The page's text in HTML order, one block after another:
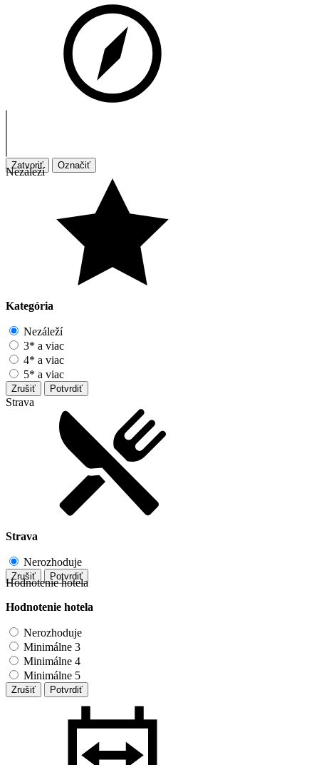
Zatvoriť Označiť
Nezáleží
Kategória
Nezáleží
3* a viac
4* a viac
5* a viac
Zrušiť Potvrdiť
Strava
Strava
Nerozhoduje
Zrušiť Potvrdiť
Hodnotenie hotela
Hodnotenie hotela
Nerozhoduje
Minimálne 3
Minimálne 4
Minimálne 5
Zrušiť Potvrdiť